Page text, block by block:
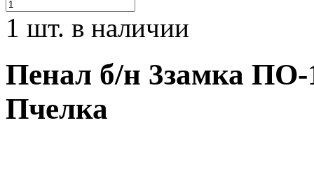
1 шт. в наличии
Пенал б/н 3замка
Пчелка